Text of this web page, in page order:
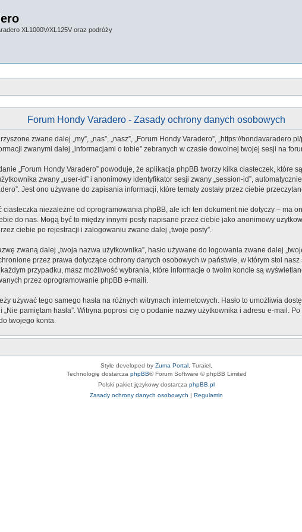
XL1000V/XL125V oraz podróży
Forum Hondy Varadero - Zasady ochrony danych osobowych
zwane dalej „my”, „nas”, „nasz”, „Forum Hondy Varadero”, „https://
zwanymi dalej „informacjami o tobie” zebranych w czasie dowolnej twojej sesji na
„Forum Hondy Varadero” powoduje, że aplikacja phpBB tworzy kilka ciasteczek, które
zwany „user-id” i anonimowy identyfikator sesji zwany „session-id”,
Jest ono używane do zapisania informacji, które tematy zostały przez ciebie
ciasteczka niezależne od oprogramowania phpBB, ale ich ten dokument nie dotyczy – ma
do nas. Mogą być to między innymi posty napisane przez ciebie jako anonimowy
ciebie po rejestracji i zalogowaniu zwane dalej „twoje posty”.
zwaną dalej „twoja nazwa użytkownika”, hasło używane do logowania zwane dalej
przez prawa dotyczące ochrony danych osobowych w państwie, w którym stoi
przypadku, masz możliwość wybrania, które informacje o twoim koncie są
przez oprogramowanie phpBB e-maili.
używać tego samego hasła na różnych witrynach internetowych. Hasło to umożliwia
„Nie pamiętam hasła”. Witryna poprosi cię o podanie nazwy użytkownika i adresu e-mail.
twojego konta.
Style developed by Zuma Portal , Turaiel,
Technologię dostarcza phpBB® Forum Software © phpBB Limited
Polski pakiet językowy dostarcza phpBB.pl
Zasady ochrony danych osobowych | Regulamin